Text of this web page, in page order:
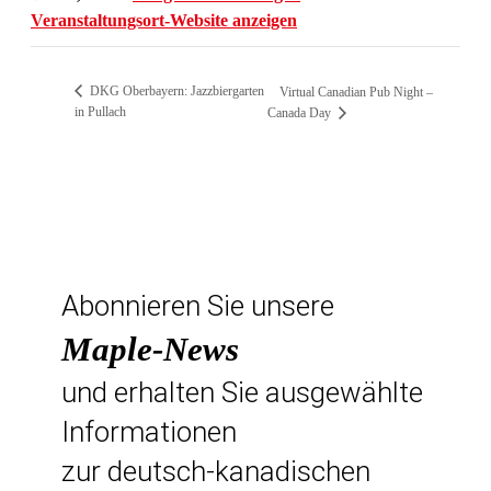
Veranstaltungsort-Website anzeigen
DKG Oberbayern: Jazzbiergarten
in Pullach
Virtual Canadian Pub Night –
Canada Day
Abonnieren Sie unsere
Maple-News
und erhalten Sie ausgewählte
Informationen
zur deutsch-kanadischen